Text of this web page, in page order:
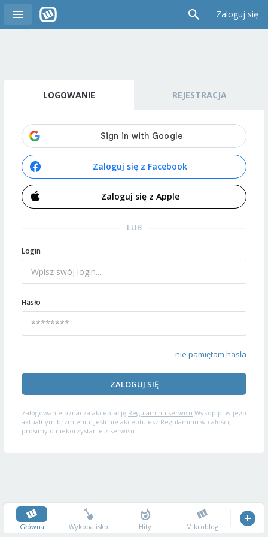
Zaloguj się
LOGOWANIE REJESTRACJA
Zaloguj się z Facebook
Zaloguj się z Apple
LUB
Login
Hasło
nie pamiętam hasła
ZALOGUJ SIĘ
Zalogowanie oznacza akceptację Regulaminu serwisu Wykop.pl w jego
aktualnym brzmieniu. Jeśli nie akceptujesz Regulaminu w całości,
prosimy o niekorzystanie z serwisu.
Główna Wykopalisko Hity Mikroblog